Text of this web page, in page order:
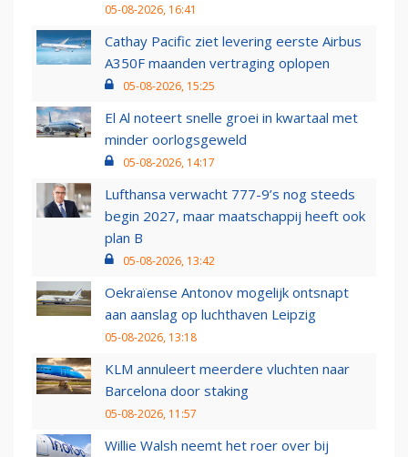
05-08-2026, 16:41
Cathay Pacific ziet levering eerste Airbus
A350F maanden vertraging oplopen
05-08-2026, 15:25
El Al noteert snelle groei in kwartaal met
minder oorlogsgeweld
05-08-2026, 14:17
Lufthansa verwacht 777-9’s nog steeds
begin 2027, maar maatschappij heeft ook
plan B
05-08-2026, 13:42
Oekraïense Antonov mogelijk ontsnapt
aan aanslag op luchthaven Leipzig
05-08-2026, 13:18
KLM annuleert meerdere vluchten naar
Barcelona door staking
05-08-2026, 11:57
Willie Walsh neemt het roer over bij